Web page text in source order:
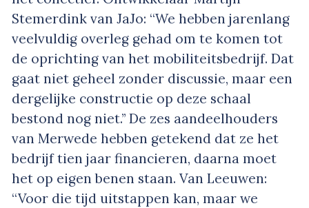
Stemerdink van JaJo: “We hebben jarenlang
veelvuldig overleg gehad om te komen tot
de oprichting van het mobiliteitsbedrijf. Dat
gaat niet geheel zonder discussie, maar een
dergelijke constructie op deze schaal
bestond nog niet.’’ De zes aandeelhouders
van Merwede hebben getekend dat ze het
bedrijf tien jaar financieren, daarna moet
het op eigen benen staan. Van Leeuwen:
“Voor die tijd uitstappen kan, maar we